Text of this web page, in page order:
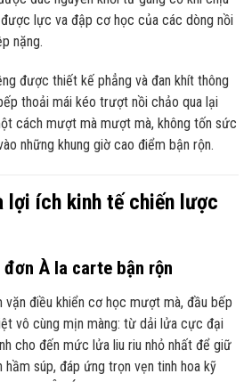
lực va đập cơ học của các dòng nồi
nặng.
được thiết kế phẳng và đan khít thông
thoải mái kéo trượt nồi chảo qua lại
cách mượt mà mượt mà, không tốn sức
những khung giờ cao điểm bận rộn.
lợi ích kinh tế chiến lược
À la carte bận rộn
vặn điều khiển cơ học mượt mà, đầu bếp
vô cùng mịn màng: từ dải lửa cực đại
cho đến mức lửa liu riu nhỏ nhất để giữ
súp, đáp ứng trọn vẹn tinh hoa kỹ